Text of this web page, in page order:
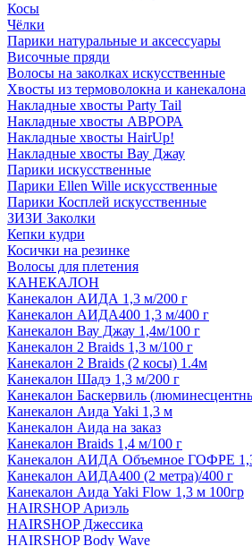
Косы
Чёлки
Парики натуральные и аксессуары
Височные пряди
Волосы на заколках искусственные
Хвосты из термоволокна и канекалона
Накладные хвосты Party Tail
Накладные хвосты АВРОРА
Накладные хвосты HairUp!
Накладные хвосты Вау Джау
Парики искусственные
Парики Ellen Wille искусственные
Парики Косплей искусственные
ЗИЗИ Заколки
Кепки кудри
Косички на резинке
Волосы для плетения
КАНЕКАЛОН
Канекалон АИДА 1,3 м/200 г
Канекалон АИДА400 1,3 м/400 г
Канекалон Вау Джау 1,4м/100 г
Канекалон 2 Braids 1,3 м/100 г
Канекалон 2 Braids (2 косы) 1.4м
Канекалон Шадэ 1,3 м/200 г
Канекалон Баскервиль
Канекалон Аида Yaki 1,3 м
Канекалон Аида на заказ
Канекалон Braids 1,4 м/100 г
Канекалон АИДА Объемное ГОФРЕ
Канекалон АИДА400 (2 метра)/400 г
Канекалон Аида Yaki Flow 1,3 м 100гр
HAIRSHOP Ариэль
HAIRSHOP Джессика
HAIRSHOP Body Wave